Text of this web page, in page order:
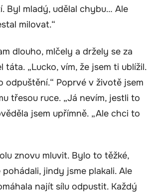
Byl mladý, udělal chybu… Ale
milovat.“
dlouho, mlčely a držely se za
táta. „Lucko, vím, že jsem ti ublížil.
odpuštění.“ Poprvé v životě jsem
třesou ruce. „Já nevím, jestli to
jsem upřímně. „Ale chci to
znovu mluvit. Bylo to těžké,
jindy jsme plakali. Ale
najít sílu odpustit. Každý